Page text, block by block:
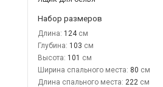
Набор размеров
Длина: 124
Глубина: 103
Высота: 101
Ширина спального места: 80
Длина спального места: 222